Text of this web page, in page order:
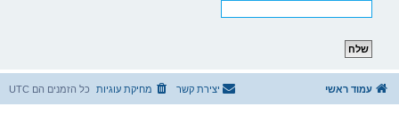
עמוד ראשי כל הזמנים הם UTC מחיקת עוגיות יצירת קשר